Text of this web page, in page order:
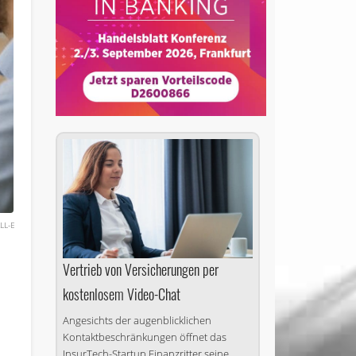
E
Vertrieb von Versicherungen per
kostenlosem Video-Chat
Angesichts der augenblicklichen
Kontaktbeschränkungen öffnet das